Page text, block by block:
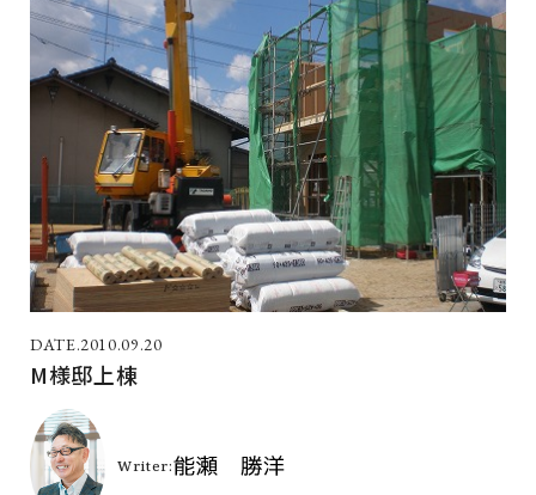
2010.09.20
M様邸上棟